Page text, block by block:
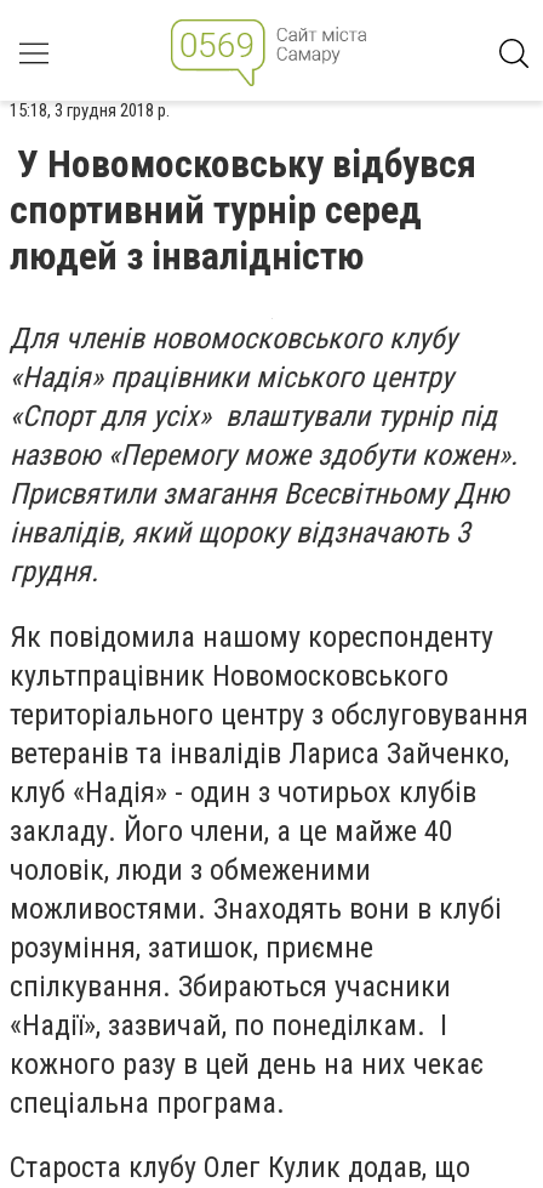
15:18, 3 грудня 2018 р.
У Новомосковську відбувся
спортивний турнір серед
людей з інвалідністю
Для членів новомосковського клубу
«Надія» працівники міського центру
«Спорт для усіх» влаштували турнір під
назвою «Перемогу може здобути кожен».
Присвятили змагання Всесвітньому Дню
інвалідів, який щороку відзначають 3
грудня.
Як повідомила нашому кореспонденту
культпрацівник Новомосковського
територіального центру з обслуговування
ветеранів та інвалідів Лариса Зайченко,
клуб «Надія» - один з чотирьох клубів
закладу. Його члени, а це майже 40
чоловік, люди з обмеженими
можливостями. Знаходять вони в клубі
розуміння, затишок, приємне
спілкування. Збираються учасники
«Надії», зазвичай, по понеділкам. І
кожного разу в цей день на них чекає
спеціальна програма.
Староста клубу Олег Кулик додав, що